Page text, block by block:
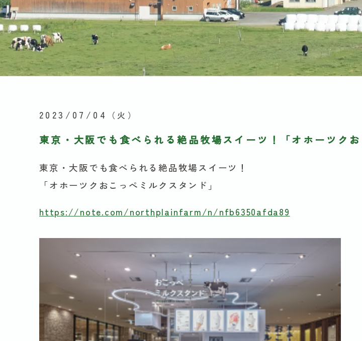
2023/07/04 （火）
東京・大阪でも食べられる絶品牧場スイーツ！「オホーツクお
東京・大阪でも食べられる絶品牧場スイーツ！
「オホーツクおこっぺミルクスタンド」
https://note.com/northplainfarm/n/nfb6350afda89